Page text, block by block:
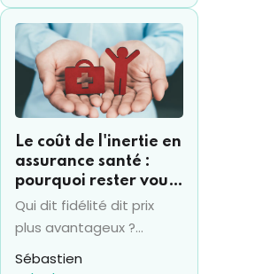
Le coût de l'inertie en
assurance santé :
pourquoi rester vous
coûte souvent 15% de
plus par an
Qui dit fidélité dit prix
plus avantageux ?
Vraiment ? Pas en
Sébastien